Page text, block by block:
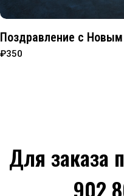
Поздравление с
₽350
Для заказа